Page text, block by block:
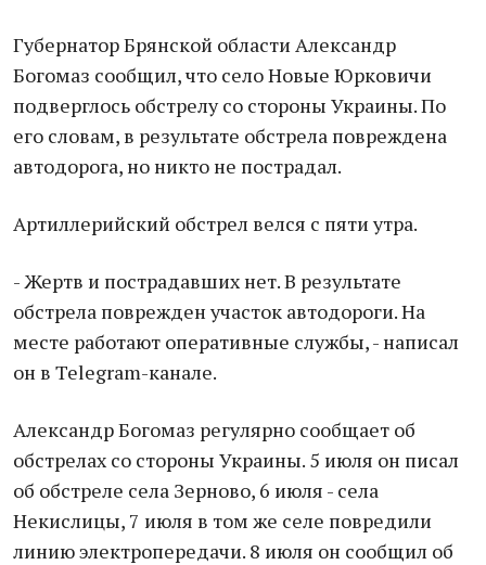
Губернатор Брянской области Александр
Богомаз сообщил, что село Новые Юрковичи
подверглось обстрелу со стороны Украины. По
его словам, в результате обстрела повреждена
автодорога, но никто не пострадал.
Артиллерийский обстрел велся с пяти утра.
- Жертв и пострадавших нет. В результате
обстрела поврежден участок автодороги. На
месте работают оперативные службы, - написал
он в Telegram-канале.
Александр Богомаз регулярно сообщает об
обстрелах со стороны Украины. 5 июля он писал
об обстреле села Зерново, 6 июля - села
Некислицы, 7 июля в том же селе повредили
линию электропередачи. 8 июля он сообщил об